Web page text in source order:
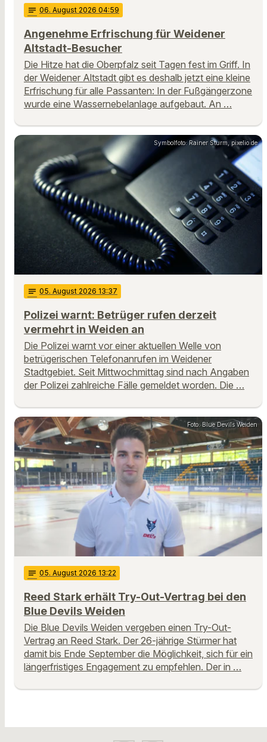
notes 06. August 2026 04:59
Angenehme Erfrischung für Weidener
Altstadt-Besucher
Die Hitze hat die Oberpfalz seit Tagen fest im Griff. In
der Weidener Altstadt gibt es deshalb jetzt eine kleine
Erfrischung für alle Passanten: In der Fußgängerzone
wurde eine Wassernebelanlage aufgebaut. An …
Symbolfoto: Rainer Sturm, pixelio.de
notes 05. August 2026 13:37
Polizei warnt: Betrüger rufen derzeit
vermehrt in Weiden an
Die Polizei warnt vor einer aktuellen Welle von
betrügerischen Telefonanrufen im Weidener
Stadtgebiet. Seit Mittwochmittag sind nach Angaben
der Polizei zahlreiche Fälle gemeldet worden. Die …
Foto: Blue Devils Weiden
notes 05. August 2026 13:22
Reed Stark erhält Try-Out-Vertrag bei den
Blue Devils Weiden
Die Blue Devils Weiden vergeben einen Try-Out-
Vertrag an Reed Stark. Der 26-jährige Stürmer hat
damit bis Ende September die Möglichkeit, sich für ein
längerfristiges Engagement zu empfehlen. Der in …